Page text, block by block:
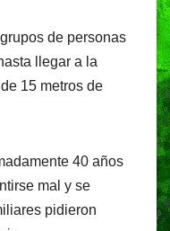
de personas
llegar a la
15 metros de
40 años
mal y se
pidieron